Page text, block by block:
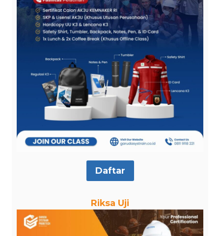
Daftar
Riksa Uji